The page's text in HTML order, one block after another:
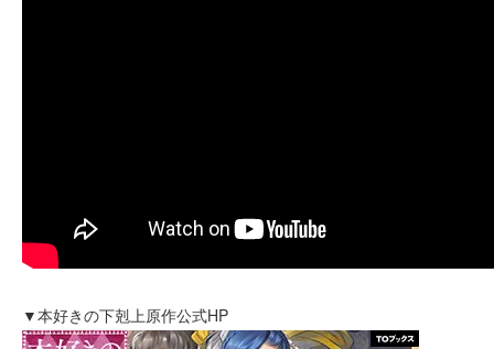
▼本好きの下剋上原作公式HP